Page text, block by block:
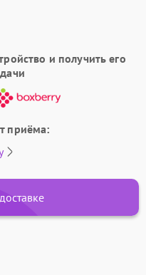
и получить его
приёма: